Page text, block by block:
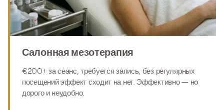
Салонная мезотерапия
€200+ за сеанс, требуется запись, без регулярных
посещений эффект сходит на нет. Эффективно — но
дорого и неудобно.